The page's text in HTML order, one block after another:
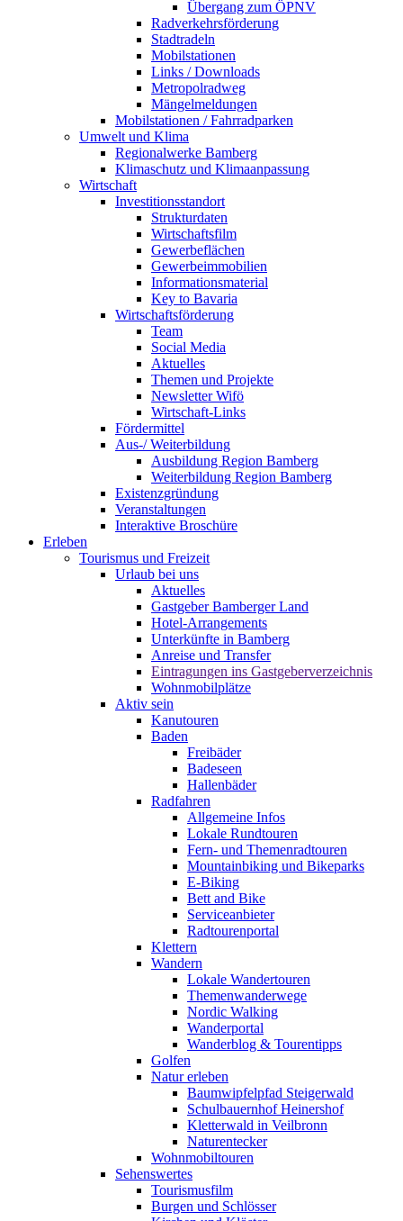
Übergang zum ÖPNV
Radverkehrsförderung
Stadtradeln
Mobilstationen
Links / Downloads
Metropolradweg
Mängelmeldungen
Mobilstationen / Fahrradparken
Umwelt und Klima
Regionalwerke Bamberg
Klimaschutz und Klimaanpassung
Wirtschaft
Investitionsstandort
Strukturdaten
Wirtschaftsfilm
Gewerbeflächen
Gewerbeimmobilien
Informationsmaterial
Key to Bavaria
Wirtschaftsförderung
Team
Social Media
Aktuelles
Themen und Projekte
Newsletter Wifö
Wirtschaft-Links
Fördermittel
Aus-/ Weiterbildung
Ausbildung Region Bamberg
Weiterbildung Region Bamberg
Existenzgründung
Veranstaltungen
Interaktive Broschüre
Erleben
Tourismus und Freizeit
Urlaub bei uns
Aktuelles
Gastgeber Bamberger Land
Hotel-Arrangements
Unterkünfte in Bamberg
Anreise und Transfer
Eintragungen ins Gastgeberverzeichnis
Wohnmobilplätze
Aktiv sein
Kanutouren
Baden
Freibäder
Badeseen
Hallenbäder
Radfahren
Allgemeine Infos
Lokale Rundtouren
Fern- und Themenradtouren
Mountainbiking und Bikeparks
E-Biking
Bett and Bike
Serviceanbieter
Radtourenportal
Klettern
Wandern
Lokale Wandertouren
Themenwanderwege
Nordic Walking
Wanderportal
Wanderblog & Tourentipps
Golfen
Natur erleben
Baumwipfelpfad Steigerwald
Schulbauernhof Heinershof
Kletterwald in Veilbronn
Naturentecker
Wohnmobiltouren
Sehenswertes
Tourismusfilm
Burgen und Schlösser